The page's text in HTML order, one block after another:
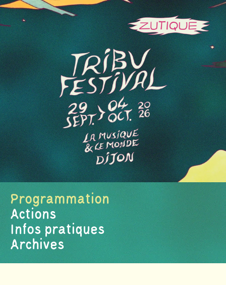
Programmation
Actions
Infos pratiques
Archives